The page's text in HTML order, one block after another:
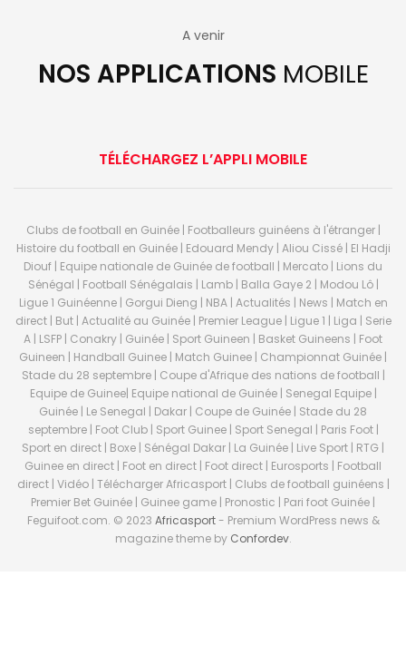
A venir
NOS APPLICATIONS MOBILE
TÉLÉCHARGEZ L’APPLI MOBILE
Clubs de football en Guinée | Footballeurs guinéens à l'étranger |
Histoire du football en Guinée | Edouard Mendy | Aliou Cissé | El Hadji
Diouf | Equipe nationale de Guinée de football | Mercato | Lions du
Sénégal | Football Sénégalais | Lamb | Balla Gaye 2 | Modou Lô |
Ligue 1 Guinéenne | Gorgui Dieng | NBA | Actualités | News | Match en
direct | But | Actualité au Guinée | Premier League | Ligue 1 | Liga | Serie
A | LSFP | Conakry | Guinée | Sport Guineen | Basket Guineens | Foot
Guineen | Handball Guinee | Match Guinee | Championnat Guinée |
Stade du 28 septembre | Coupe d'Afrique des nations de football |
Equipe de Guinee| Equipe national de Guinée | Senegal Equipe |
Guinée | Le Senegal | Dakar | Coupe de Guinée | Stade du 28
septembre | Foot Club | Sport Guinee | Sport Senegal | Paris Foot |
Sport en direct | Boxe | Sénégal Dakar | La Guinée | Live Sport | RTG |
Guinee en direct | Foot en direct | Foot direct | Eurosports | Football
direct | Vidéo | Télécharger Africasport | Clubs de football guinéens |
Premier Bet Guinée | Guinee game | Pronostic | Pari foot Guinée |
Feguifoot.com. © 2023 Africasport- Premium WordPress news &
magazine theme by Confordev.